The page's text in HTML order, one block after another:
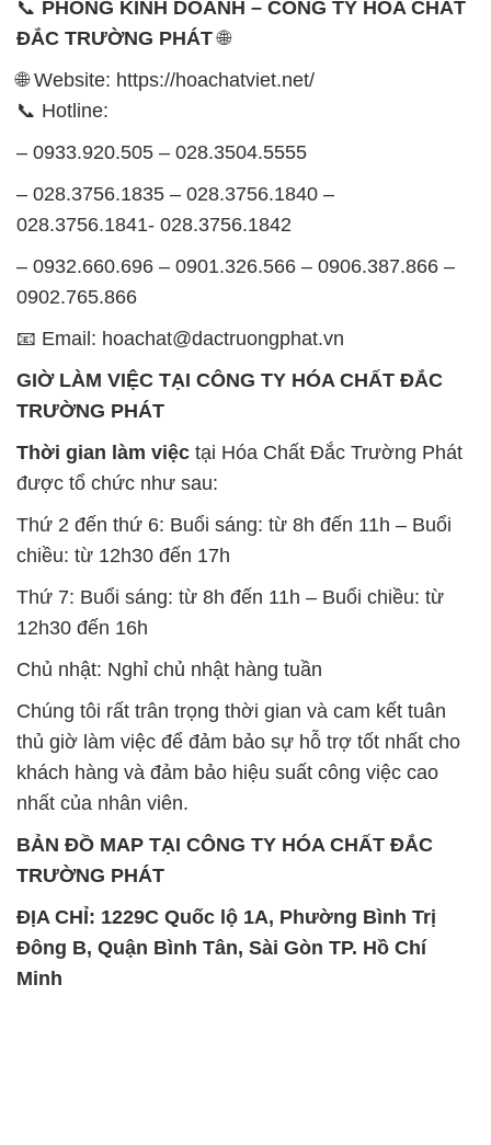
– 0933.920.505 – 028.3504.5555
028.3756.1841- 028.3756.1842
0902.765.866
📧 Email: hoachat@dactruongphat.vn
TRƯỜNG PHÁT
được tổ chức như sau:
Thứ 2 đến thứ 6: Buổi sáng: từ 8h đến 11h – Buổi
chiều: từ 12h30 đến 17h
Thứ 7: Buổi sáng: từ 8h đến 11h – Buổi chiều: từ
12h30 đến 16h
Chủ nhật: Nghỉ chủ nhật hàng tuần
thủ giờ làm việc để đảm bảo sự hỗ trợ tốt nhất cho
khách hàng và đảm bảo hiệu suất công việc cao
nhất của nhân viên.
BẢN ĐỒ MAP TẠI CÔNG TY HÓA CHẤT ĐẮC
TRƯỜNG PHÁT
ĐỊA CHỈ: 1229C Quốc lộ 1A, Phường Bình Trị
Đông B, Quận Bình Tân, Sài Gòn TP. Hồ Chí
Minh